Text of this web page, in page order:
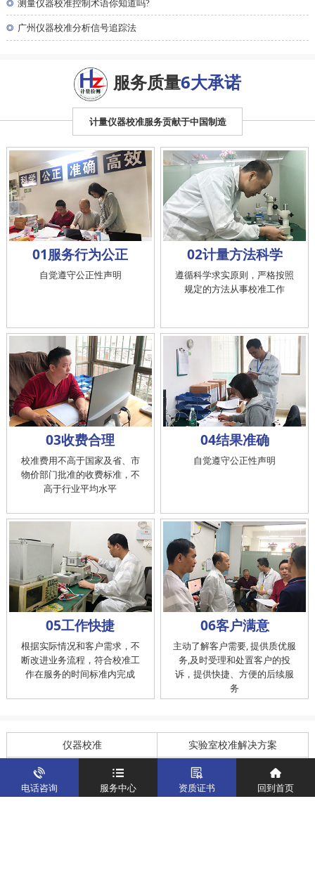
◎ 测量仪器校准控制术语你知道吗?
◎ 广州仪器校准分析信号追踪法
服务质量6大承诺
计量仪器校准服务贡献于中国制造
01服务行为公正
自觉遵守公正性声明
02计量方法科学
遵循科学求实原则，严格按照
规定的方法从事校准工作
03收费合理
校准费用不高于国家及省、市
物价部门批准的收费标准，不
高于行业平均水平
04结果准确
自觉遵守公正性声明
05工作快捷
根据实际情况和客户需求，不
断改进业务流程，符合校准工
作在服务的时间标准内完成
06客户满意
主动了解客户需要, 提供质优服
务,及时受理和处置客户的投
诉，提供快捷、方便的后续服
务
仪器校准 实验室校准解决方案
制造仪器校准解决方案 计量校准实验室
关于我们 新闻资讯
电话咨询 服务中心 资质证书 回到首页